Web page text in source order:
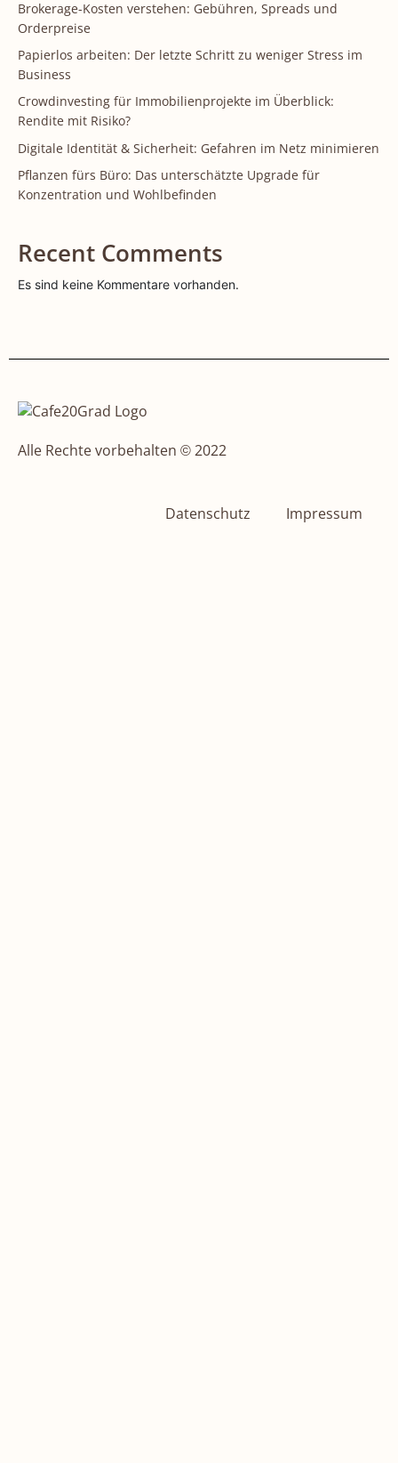
Brokerage-Kosten verstehen: Gebühren, Spreads und
Orderpreise
Papierlos arbeiten: Der letzte Schritt zu weniger Stress im
Business
Crowdinvesting für Immobilienprojekte im Überblick:
Rendite mit Risiko?
Digitale Identität & Sicherheit: Gefahren im Netz minimieren
Pflanzen fürs Büro: Das unterschätzte Upgrade für
Konzentration und Wohlbefinden
Recent Comments
Es sind keine Kommentare vorhanden.
Alle Rechte vorbehalten © 2022
Datenschutz Impressum